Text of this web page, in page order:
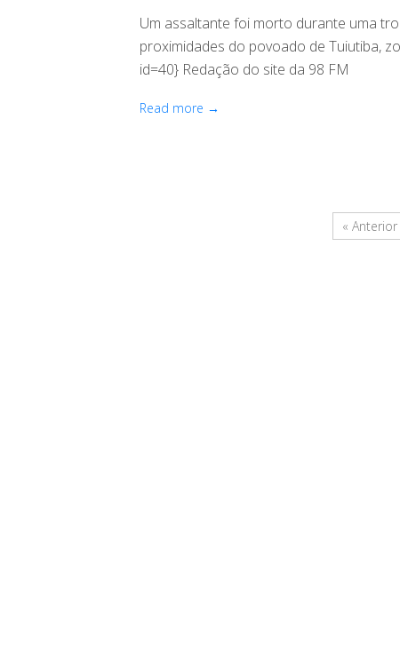
Um assaltante foi morto durante uma
proximidades do povoado de Tuiutiba,
id=40} Redação do site da 98 FM
Read more →
« Anterior